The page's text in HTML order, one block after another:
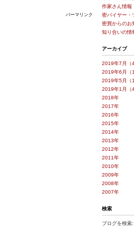
パーマリンク
作家さん情報
密バイヤー・
密買からのお
知り合いの情
アーカイブ
2019年7月（4
2019年6月（1
2019年5月（1
2019年1月（4
2018年
2017年
2016年
2015年
2014年
2013年
2012年
2011年
2010年
2009年
2008年
2007年
検索
ブログを検索: